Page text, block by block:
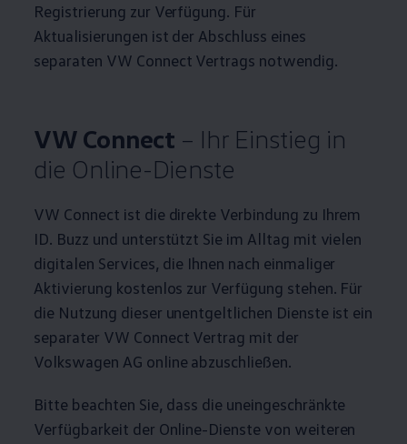
Registrierung zur Verfügung. Für
Aktualisierungen ist der Abschluss eines
separaten VW Connect Vertrags notwendig.
VW Connect – Ihr Einstieg in
die Online-Dienste
VW Connect ist die direkte Verbindung zu Ihrem
ID. Buzz und unterstützt Sie im Alltag mit vielen
digitalen Services, die Ihnen nach einmaliger
Aktivierung kostenlos zur Verfügung stehen. Für
die Nutzung dieser unentgeltlichen Dienste ist ein
separater VW Connect Vertrag mit der
Volkswagen AG online abzuschließen.
Bitte beachten Sie, dass die uneingeschränkte
Verfügbarkeit der Online-Dienste von weiteren